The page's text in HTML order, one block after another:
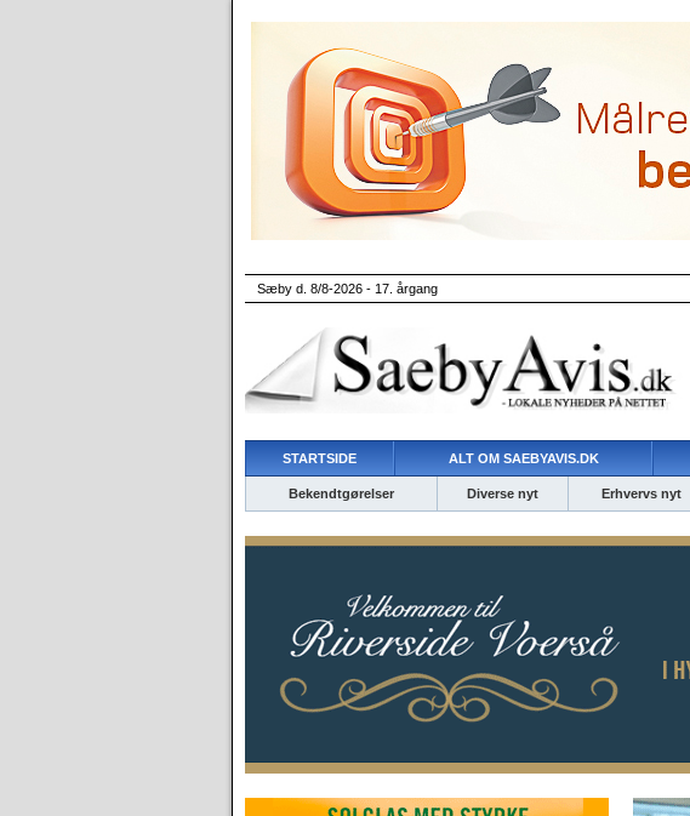
Sæby d. 8/8-2026 - 17. årgang
STARTSIDE ALT OM SAEBYAVIS.DK
Bekendtgørelser Diverse nyt Erhvervs nyt